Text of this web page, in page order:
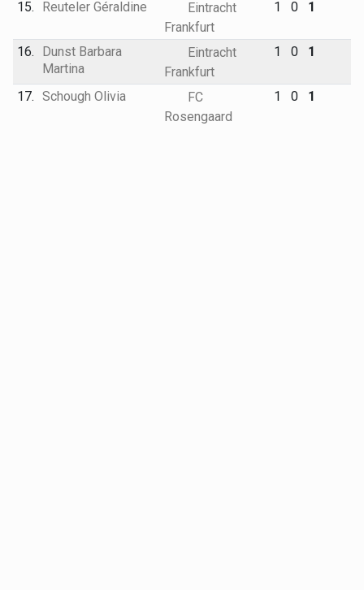
15. Reuteler Géraldine
Eintracht
Frankfurt
1 0 1
16.
Dunst Barbara
Martina
Eintracht
Frankfurt
1 0 1
17. Schough Olivia
FC
Rosengaard
1 0 1